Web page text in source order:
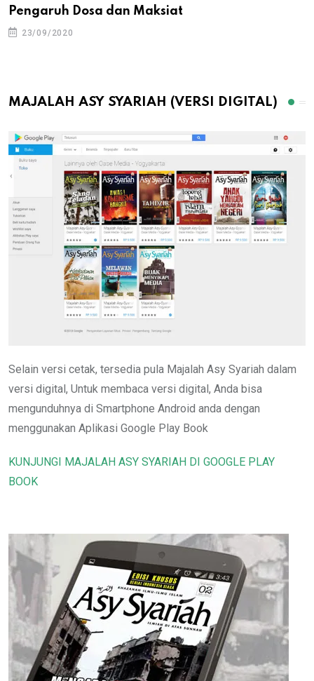
Pengaruh Dosa dan Maksiat
23/09/2020
MAJALAH ASY SYARIAH (VERSI DIGITAL)
Selain versi cetak, tersedia pula Majalah Asy Syariah dalam
versi digital, Untuk membaca versi digital, Anda bisa
mengunduhnya di Smartphone Android anda dengan
menggunakan Aplikasi Google Play Book
KUNJUNGI MAJALAH ASY SYARIAH DI GOOGLE PLAY
BOOK